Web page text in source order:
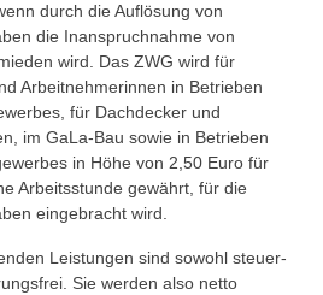
durch die Auflösung von
die Inanspruchnahme von
wird. Das ZWG wird für
Arbeitnehmerinnen in Betrieben
für Dachdecker und
im GaLa-Bau sowie in Betrieben
in Höhe von 2,50 Euro für
Arbeitsstunde gewährt, für die
eingebracht wird.
Leistungen sind sowohl steuer-
Sie werden also netto